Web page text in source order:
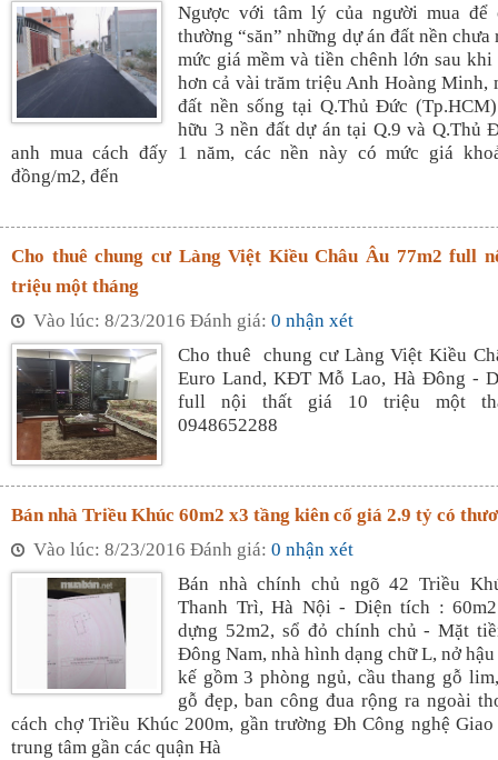
Ngược với tâm lý của người mua để
thường “săn” những dự án đất nền chưa
mức giá mềm và tiền chênh lớn sau
hơn cả vài trăm triệu Anh Hoàng Minh,
đất nền sống tại Q.Thủ Đức
hữu 3 nền đất dự án tại Q.9 và Q.Thủ
anh mua cách đấy 1 năm, các nền này có mức giá
đồng/m2, đến
Cho thuê chung cư Làng Việt Kiều Châu Âu 77m2 full
triệu một tháng
Vào lúc: 8/23/2016 Đánh giá: 0 nhận xét
Cho thuê chung cư Làng Việt Kiều
Euro Land, KĐT Mỗ Lao, Hà Đông -
full nội thất giá 10 triệu một
0948652288
Bán nhà Triều Khúc 60m2 x3 tầng kiên cố giá 2.9 tỷ có
Vào lúc: 8/23/2016 Đánh giá: 0 nhận xét
Bán nhà chính chủ ngõ 42 Triều
Thanh Trì, Hà Nội - Diện tích :
dựng 52m2, sổ đỏ chính chủ - Mặt
Đông Nam, nhà hình dạng chữ L, nở
kế gồm 3 phòng ngủ, cầu thang gỗ
gỗ đẹp, ban công đua rộng ra ngoài
cách chợ Triều Khúc 200m, gần trường Đh Công nghệ
trung tâm gần các quận Hà